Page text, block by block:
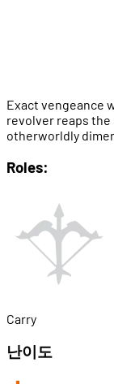
Exact vengeance
revolver reaps
otherworldly
Roles:
Carry
난이도